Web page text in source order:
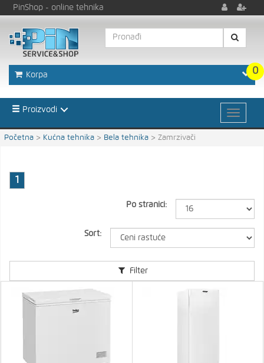
PinShop - online tehnika
0
Korpa
Proizvodi
Početna > Kućna tehnika > Bela tehnika >Zamrzivači
1
Po stranici:
Sort:
Filter